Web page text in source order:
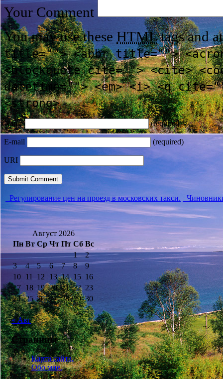
Your Comment
You may use theseHTMLtags and
title=""> <abbr title="">
<blockquote cite=""> <cite>
datetime=""> <em> <i> <q
<strong>
Name (required)
E-mail (required)
URI
Регулирование цен на проезд в московских такси.
Август 2026
Пн Вт Ср Чт Пт Сб Вс
1
2
3
4 5 6 7 8
9
10 11 12 13 14 15 16
17 18 19 20 21 22 23
24 25 26 27 28 29 30
31
« Авг
Страницы
Карта сайта.
Обо мне.